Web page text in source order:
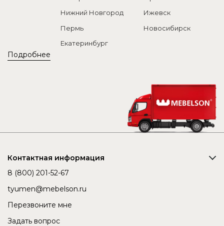
Подробнее
Нижний Новгород
Ижевск
Пермь
Новосибирск
Екатеринбург
Контактная информация
8 (800) 201-52-67
tyumen@mebelson.ru
Перезвоните мне
Задать вопрос